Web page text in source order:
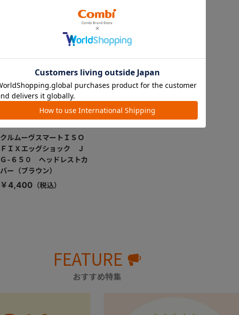
こちらのパーツの関連部品となります。
紛失されている場合は、チェックを入れて一緒にカートへ！
クルムーヴスマートＩＳＯ
ＦＩＸエッグショック Ｊ
Ｇ-６５０ ヘッドレストカ
バー（ブラウン）
￥4,400
FEATURE
おすすめ特集